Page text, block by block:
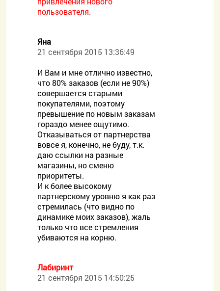
пользователя.
Яна
21 сентября 2015 13:36:49
И Вам и мне отлично известно,
что 80% заказов (если не 90%)
совершается старыми
покупателями, поэтому
превышение по новым заказам
гораздо менее ощутимо.
Отказываться от партнерства
вовсе я, конечно, не буду, т.к.
даю ссылки на разные
магазины, но сменю
приоритеты.
И к более высокому
партнерскому уровню я как раз
стремилась (что видно по
динамике моих заказов), жаль
только что все стремления
убиваются на корню.
Лабиринт
21 сентября 2015 14:50:25